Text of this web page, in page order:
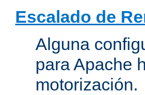
Escalado de
Alguna
para Apache
motorización.